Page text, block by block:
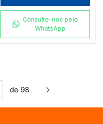
turret e
Consulte-nos pelo
WhatsApp
de 98